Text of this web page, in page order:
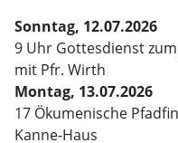
Sonntag, 12.07.2026
9 Uhr Gottesdienst
mit Pfr. Wirth
Montag, 13.07.2026
17 Ökumenische
Kanne-Haus